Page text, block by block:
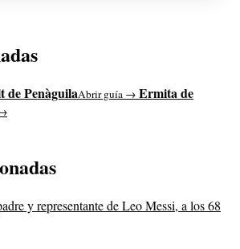
de PenàguilaAbrir guía → Ermita de